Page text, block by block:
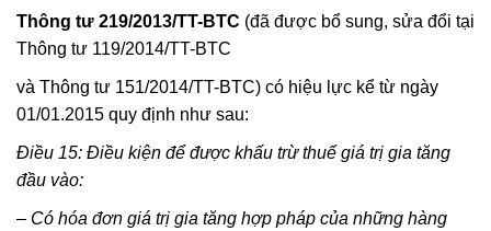
Thông tư 219/2013/TT-BTC (đã được bổ sung, sửa đổi tại
Thông tư 119/2014/TT-BTC
và Thông tư 151/2014/TT-BTC) có hiệu lực kể từ ngày
01/01.2015 quy định như sau:
Điều 15: Điều kiện để được khấu trừ thuế giá trị gia tăng
đầu vào:
– Có hóa đơn giá trị gia tăng hợp pháp của những hàng